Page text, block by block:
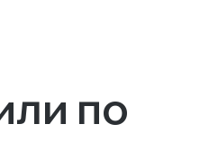
по